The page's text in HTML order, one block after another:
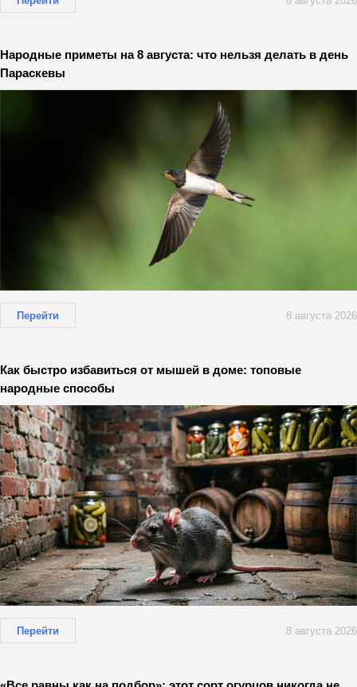
Народные приметы на 8 августа: что нельзя делать в день
Параскевы
Перейти 8 августа 2026
Как быстро избавиться от мышей в доме: топовые
народные способы
Перейти 8 августа 2026